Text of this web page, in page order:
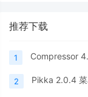
推荐下载
1 Compressor
2 Pikka 2.0.4